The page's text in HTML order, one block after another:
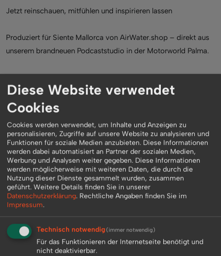
Jetzt reinschauen, mitfühlen und inspirieren lassen
Produziert für Siente Mallorca von AirWater.shop – direkt aus
unserem brandneuen Podcaststudio in der Motorworld Palma.
dort, wo es Podcasts gibt.
Diese Website verwendet
Cookies
Cookies werden verwendet, um Inhalte und Anzeigen zu
personalisieren, Zugriffe auf unsere Website zu analysieren und
Funktionen für soziale Medien anzubieten. Diese Informationen
werden dabei automatisiert an Partner der sozialen Medien,
Werbung und Analysen weiter gegeben. Diese Informationen
werden möglicherweise mit weiteren Daten, die durch die
Nutzung dieser Dienste gesammelt wurden, zusammen
geführt. Weitere Details finden Sie in unserer
Datenschutzerklärung. Rechtliche Angaben finden Sie im
Impressum.
Technisch notwendig(immer notwendig)
Für das Funktionieren der Internetseite benötigt und
nicht deaktivierbar.